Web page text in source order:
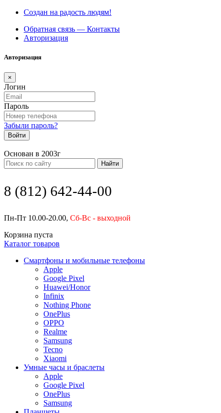
Создан на радость людям!
Обратная связь — Контакты
Авторизация
Авторизация
×
Логин
Пароль
Забыли пароль?
Войти
Основан в 2003г
Найти
8 (812) 642-44-00
Пн-Пт 10.00-20.00, Сб-Вс - выходной
Корзина пуста
Каталог товаров
Смартфоны и мобильные телефоны
Apple
Google Pixel
Huawei/Honor
Infinix
Nothing Phone
OnePlus
OPPO
Realme
Samsung
Tecno
Xiaomi
Умные часы и браслеты
Apple
Google Pixel
OnePlus
Samsung